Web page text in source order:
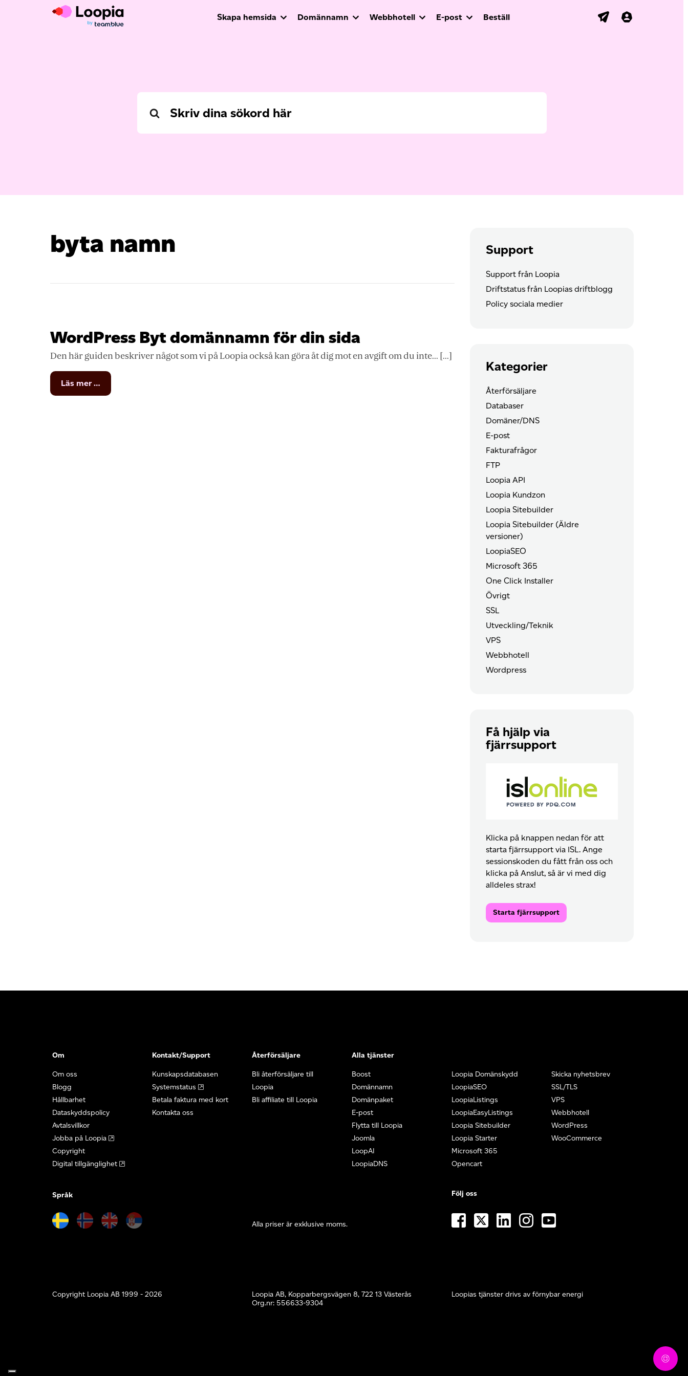
Skapa hemsida Domännamn Webbhotell E-post Beställ
Search
byta namn
WordPress Byt domännamn för din sida
Den här guiden beskriver något som vi på Loopia också kan göra åt dig mot en avgift om du inte... [...]
Läs mer …from
WordPress
Support
Support från Loopia
Driftstatus från Loopias driftblogg
Policy sociala medier
Kategorier
Återförsäljare
Databaser
Domäner/DNS
E-post
Fakturafrågor
FTP
Loopia API
Loopia Kundzon
Loopia Sitebuilder
Loopia Sitebuilder (Äldre
versioner)
LoopiaSEO
Microsoft 365
One Click Installer
Övrigt
SSL
Utveckling/Teknik
VPS
Webbhotell
Wordpress
Få hjälp via
fjärrsupport
Klicka på knappen nedan för att
starta fjärrsupport via ISL. Ange
sessionskoden du fått från oss och
klicka på Anslut, så är vi med dig
alldeles strax!
Starta fjärrsupport
Om
Om oss
Blogg
Hållbarhet
Dataskyddspolicy
Avtalsvillkor
Jobba på Loopia
Copyright
Digital tillgänglighet
Kontakt/Support
Kunskapsdatabasen
Systemstatus
Betala faktura med kort
Kontakta oss
Återförsäljare
Bli återförsäljare till
Loopia
Bli affiliate till Loopia
Alla tjänster
Boost
Domännamn
Domänpaket
E-post
Flytta till Loopia
Joomla
LoopAI
LoopiaDNS
Loopia Domänskydd
LoopiaSEO
LoopiaListings
LoopiaEasyListings
Loopia Sitebuilder
Loopia Starter
Microsoft 365
Opencart
Skicka nyhetsbrev
SSL/TLS
VPS
Webbhotell
WordPress
WooCommerce
Språk
Alla priser är exklusive moms.
Följ oss
Copyright Loopia AB 1999 - 2026
Loopia AB, Kopparbergsvägen 8, 722 13 Västerås
Org.nr: 556633-9304
Loopias tjänster drivs av förnybar energi